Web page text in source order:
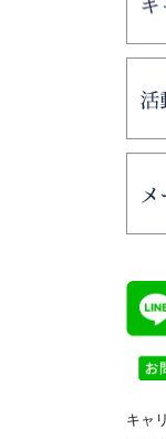
キャ